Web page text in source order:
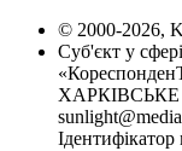
© 2000-2026,
Суб'єкт у
ХАРКІВСЬКЕ